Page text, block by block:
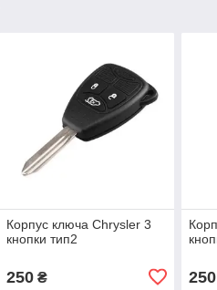
Корпус ключа Chrysler 3
кнопки тип2
250₴ 250